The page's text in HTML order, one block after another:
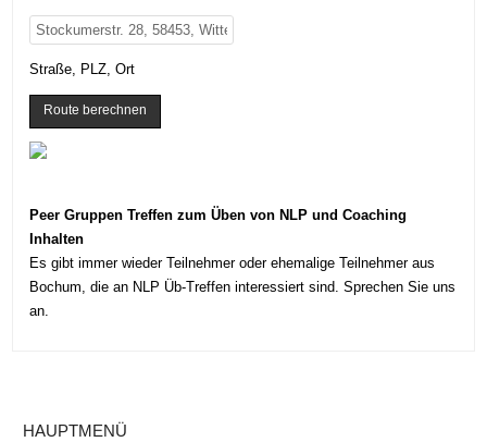
Straße, PLZ, Ort
Peer Gruppen Treffen zum Üben von NLP und Coaching
Inhalten
Es gibt immer wieder Teilnehmer oder ehemalige Teilnehmer aus
Bochum, die an NLP Üb-Treffen interessiert sind. Sprechen Sie uns
an.
HAUPTMENÜ